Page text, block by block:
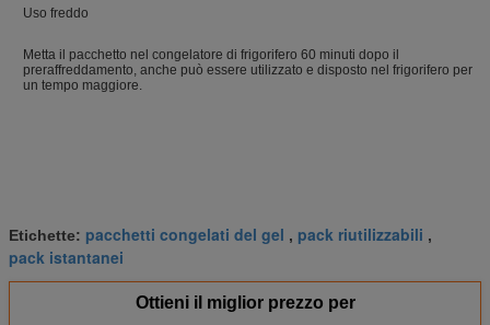
Uso freddo
Metta il pacchetto nel congelatore di frigorifero 60 minuti dopo il
preraffreddamento, anche può essere utilizzato e disposto nel frigorifero per
un tempo maggiore.
Etichette: pacchetti congelati del gel , pack riutilizzabili ,
pack istantanei
Ottieni il miglior prezzo per